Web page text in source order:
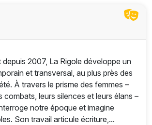
2007, La Rigole développe un
et transversal, au plus près des
À travers le prisme des femmes –
combats, leurs silences et leurs élans –
notre époque et imagine
Son travail articule écriture,...